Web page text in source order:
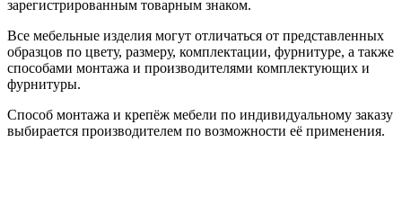
зарегистрированным товарным знаком.
Все мебельные изделия могут отличаться от представленных
образцов по цвету, размеру, комплектации, фурнитуре, а также
способами монтажа и производителями комплектующих и
фурнитуры.
Способ монтажа и крепёж мебели по индивидуальному заказу
выбирается производителем по возможности её применения.